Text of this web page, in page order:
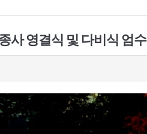
사 영결식 및 다비식 엄수